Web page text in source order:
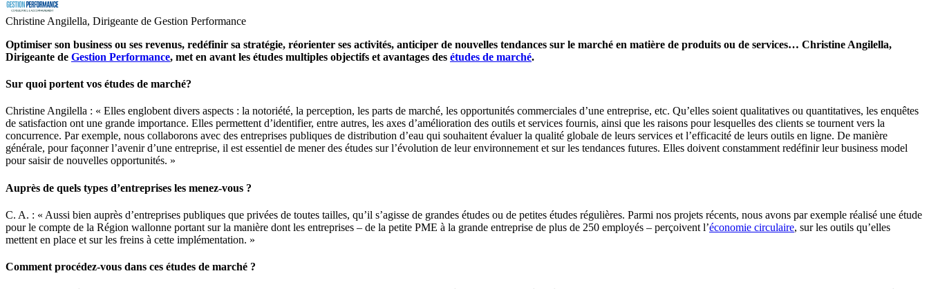
Christine Angilella, Dirigeante de Gestion Performance
Optimiser son business ou ses revenus, redéfinir sa stratégie, réorienter ses activités, anticiper de nouvelles tendances sur le marché en matière de produits ou de services… Christine Angilella,
Dirigeante de Gestion Performance, met en avant les études multiples objectifs et avantages des études de marché.
Sur quoi portent vos études de marché?
Christine Angilella : « Elles englobent divers aspects : la notoriété, la perception, les parts de marché, les opportunités commerciales d’une entreprise, etc. Qu’elles soient qualitatives ou quantitatives, les enquêtes
de satisfaction ont une grande importance. Elles permettent d’identifier, entre autres, les axes d’amélioration des outils et services fournis, ainsi que les raisons pour lesquelles des clients se tournent vers la
concurrence. Par exemple, nous collaborons avec des entreprises publiques de distribution d’eau qui souhaitent évaluer la qualité globale de leurs services et l’efficacité de leurs outils en ligne. De manière
générale, pour façonner l’avenir d’une entreprise, il est essentiel de mener des études sur l’évolution de leur environnement et sur les tendances futures. Elles doivent constamment redéfinir leur business model
pour saisir de nouvelles opportunités. »
Auprès de quels types d’entreprises les menez-vous ?
C. A. : « Aussi bien auprès d’entreprises publiques que privées de toutes tailles, qu’il s’agisse de grandes études ou de petites études régulières. Parmi nos projets récents, nous avons par exemple réalisé une étude
pour le compte de la Région wallonne portant sur la manière dont les entreprises – de la petite PME à la grande entreprise de plus de 250 employés – perçoivent l’économie circulaire, sur les outils qu’elles
mettent en place et sur les freins à cette implémentation. »
Comment procédez-vous dans ces études de marché ?